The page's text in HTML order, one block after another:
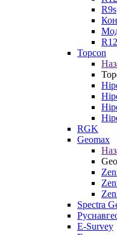
R9s
Topcon
RGK
Geomax
Spectra
E-Survey